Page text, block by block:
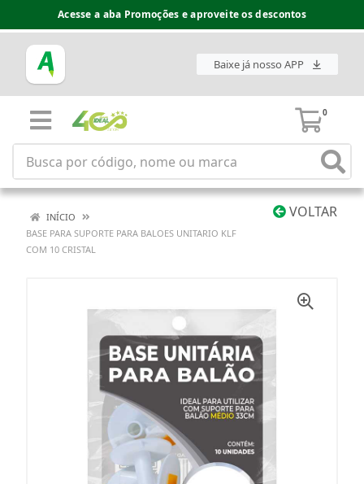
Acesse a aba Promoções e aproveite os descontos
Baixe já nosso APP
0
VOLTAR
INÍCIO
BASE PARA SUPORTE PARA BALOES UNITARIO KLF
COM 10 CRISTAL